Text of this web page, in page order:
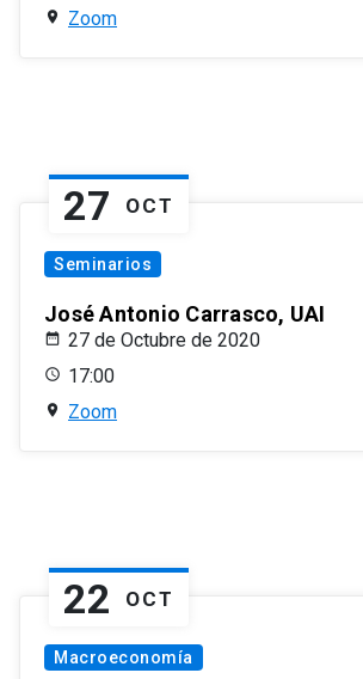
Zoom
27 OCT
Seminarios
José Antonio Carrasco, UAI
27 de Octubre de 2020
17:00
Zoom
22 OCT
Macroeconomía